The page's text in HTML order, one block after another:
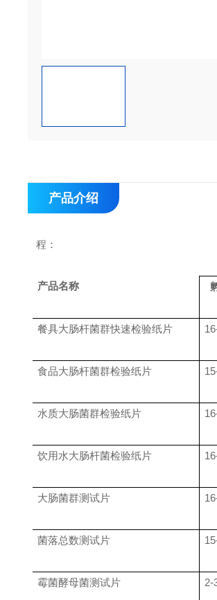
产品介绍
程：
产品名称
餐具大肠杆菌群快速检验纸片
食品大肠杆菌群检验纸片
水质大肠菌群检验纸片
饮用水大肠杆菌检验纸片
大肠菌群测试片
菌落总数测试片
霉菌酵母菌测试片 2-